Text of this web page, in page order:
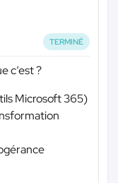
TERMINÉ
c’est ?
Microsoft 365)